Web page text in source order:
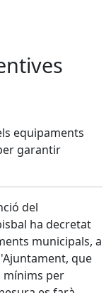
equipaments
garantir
del
ha decretat
municipals, a
que
mínims per